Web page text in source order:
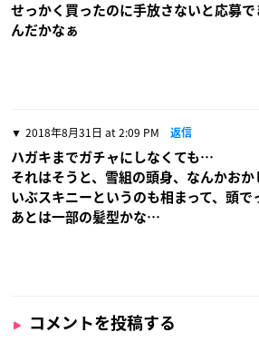
せっかく買ったのに手放さないと応募
んだかなぁ
2018年8月31日 at 2:09 PM 返信
ハガキまでガチャにしなくても…
それはそうと、雪組の頭身、なんかお
いぶスキニーというのも相まって、頭で
あとは一部の髪型かな…
コメントを投稿する